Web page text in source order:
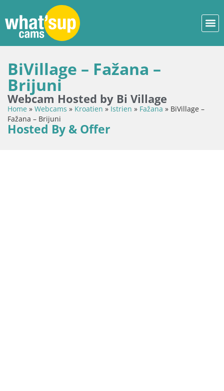
BiVillage – Fažana –
Brijuni
Webcam Hosted by Bi Village
Home » Webcams » Kroatien »Istrien » Fažana » BiVillage –
Fažana – Brijuni
Hosted By & Offer